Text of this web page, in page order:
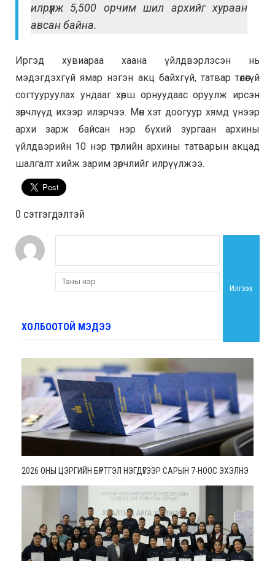
илрүүлж 5,500 орчим шил архийг хураан
авсан байна.
Иргэд хувиараа хаана үйлдвэрлэсэн нь
мэдэгдэхгүй ямар нэгэн акц байхгүй, татвар төлөөгүй
согтууруулах ундааг хөрш орнуудаас оруулж ирсэн
зөрчлүүд ихээр илэрчээ. Мөн хэт доогуур хямд үнээр
архи зарж байсан нэр бүхий зургаан архины
үйлдвэрийн 10 нэр төрлийн архины татварын акцад
шалгалт хийж зарим зөрчлийг илрүүлжээ.
0 cэтгэгдэлтэй
Илгээх
ХОЛБООТОЙ МЭДЭЭ
2026 ОНЫ ЦЭРГИЙН БҮРТГЭЛ НЭГДҮГЭЭР САРЫН 7-НООС ЭХЭЛНЭ